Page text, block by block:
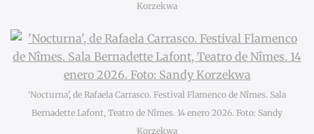
Korzekwa
‘Nocturna’, de Rafaela Carrasco. Festival Flamenco de Nîmes. Sala
Bernadette Lafont, Teatro de Nîmes. 14 enero 2026. Foto: Sandy
Korzekwa